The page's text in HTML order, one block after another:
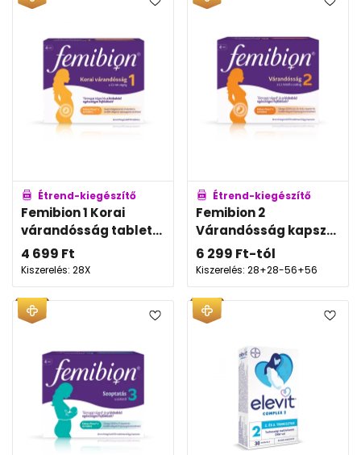
Étrend-kiegészítő
Femibion 1 Korai
várandósság tablet...
4 699 Ft
Kiszerelés: 28X
Étrend-kiegészítő
Femibion 2
Várandósság kapsz...
6 299 Ft-tól
Kiszerelés: 28+28-56+56